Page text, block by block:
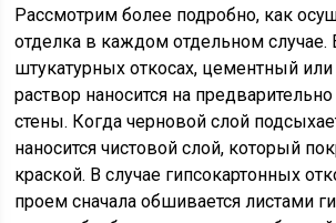
Рассмотрим более подробно, как
отделка в каждом отдельном случае.
штукатурных откосах, цементный
раствор наносится на
стены. Когда черновой слой
наносится чистовой слой, который
краской. В случае гипсокартонных
проем сначала обшивается листами